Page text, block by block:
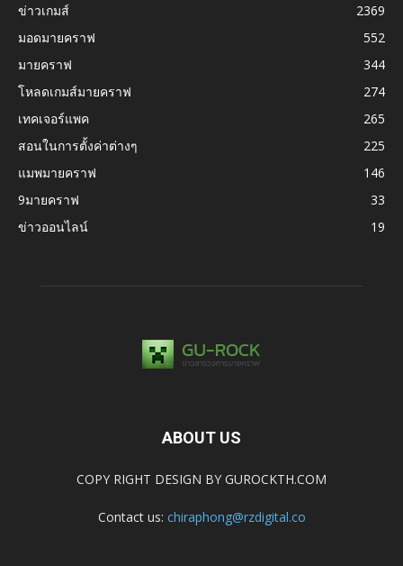
ข่าวเกมส์
2369
มอดมายคราฟ
552
มายคราฟ
344
โหลดเกมส์มายคราฟ
274
เทคเจอร์แพค
265
สอนในการตั้งค่าต่างๆ
225
แมพมายคราฟ
146
9มายคราฟ
33
ข่าวออนไลน์
19
ABOUT US
COPY RIGHT DESIGN BY GUROCKTH.COM
Contact us: chiraphong@rzdigital.co